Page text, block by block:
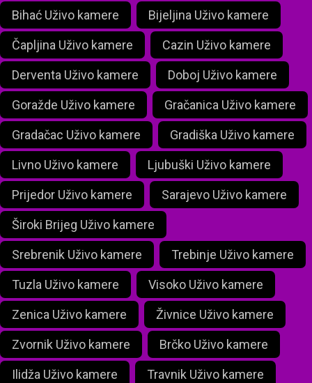
Bihać Uživo kamere Bijeljina Uživo kamere
Čapljina Uživo kamere Cazin Uživo kamere
Derventa Uživo kamere Doboj Uživo kamere
Goražde Uživo kamere Gračanica Uživo kamere
Gradačac Uživo kamere Gradiška Uživo kamere
Livno Uživo kamere Ljubuški Uživo kamere
Prijedor Uživo kamere Sarajevo Uživo kamere
Široki Brijeg Uživo kamere
Srebrenik Uživo kamere Trebinje Uživo kamere
Tuzla Uživo kamere Visoko Uživo kamere
Zenica Uživo kamere Živnice Uživo kamere
Zvornik Uživo kamere Brčko Uživo kamere
Ilidža Uživo kamere Travnik Uživo kamere